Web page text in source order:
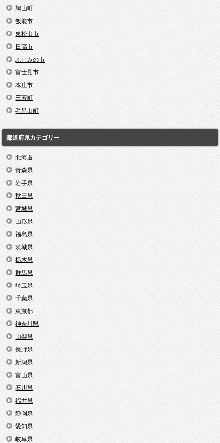
鳩山町
飯能市
東松山市
日高市
ふじみの市
富士見市
本庄市
三芳町
毛呂山町
都道府県カテゴリー
北海道
青森県
岩手県
秋田県
宮城県
山形県
福島県
茨城県
栃木県
群馬県
埼玉県
千葉県
東京都
神奈川県
山梨県
長野県
新潟県
富山県
石川県
福井県
静岡県
愛知県
岐阜県